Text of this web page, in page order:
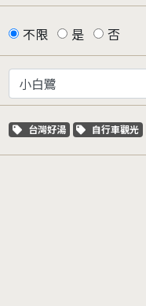
不限 是 否
關鍵字標籤
台灣好湯 關鍵字標籤
自行車觀光